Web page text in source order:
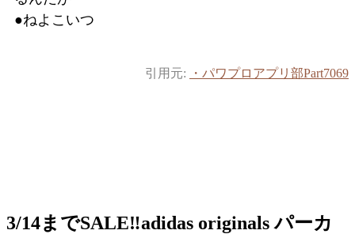
●ねよこいつ
引用元: ・パワプロアプリ部Part7069
3/14までSALE‼️adidas originals パーカ